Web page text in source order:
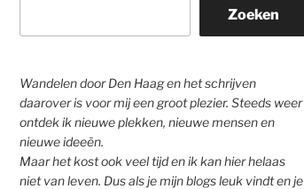
Zoeken
Wandelen door Den Haag en het schrijven
daarover is voor mij een groot plezier. Steeds weer
ontdek ik nieuwe plekken, nieuwe mensen en
nieuwe ideeën.
Maar het kost ook veel tijd en ik kan hier helaas
niet van leven. Dus als je mijn blogs leuk vindt en je